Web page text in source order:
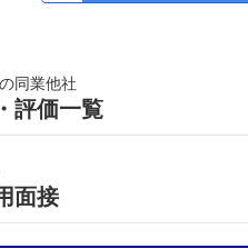
同業他社
評価一覧
面接